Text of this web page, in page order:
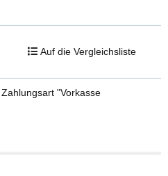
Auf die Vergleichsliste
"Vorkasse